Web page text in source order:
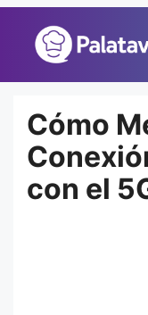
conteúdo
Cómo
con el